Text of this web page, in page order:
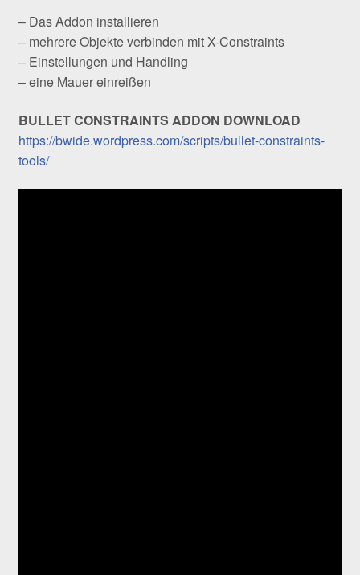
– Das Addon installieren
– mehrere Objekte verbinden mit X-Constraints
– Einstellungen und Handling
– eine Mauer einreißen
BULLET CONSTRAINTS ADDON DOWNLOAD
https://bwide.wordpress.com/scripts/bullet-constraints-
tools/